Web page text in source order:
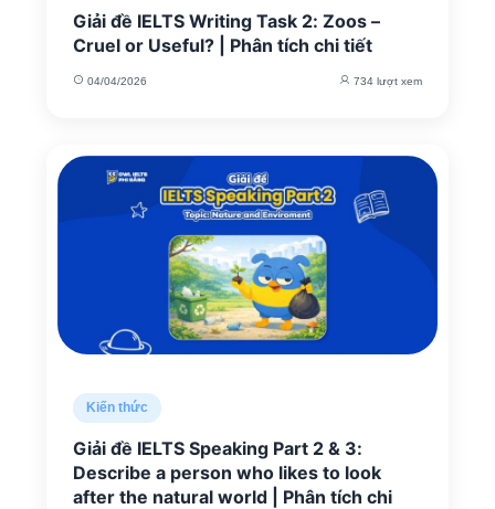
Giải đề IELTS Writing Task 2: Zoos –
Cruel or Useful? | Phân tích chi tiết
04/04/2026 734 lượt xem
Kiến thức
Giải đề IELTS Speaking Part 2 & 3:
Describe a person who likes to look
after the natural world | Phân tích chi